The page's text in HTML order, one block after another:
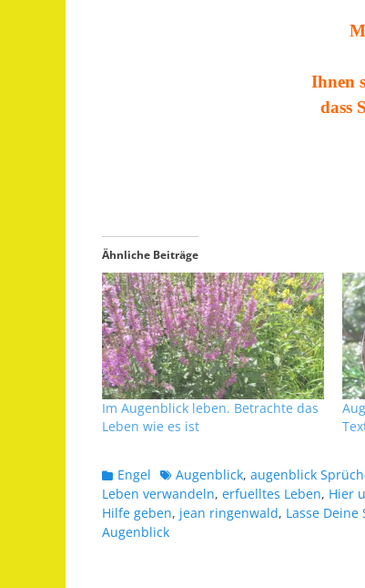
Ihnen
dass
Ähnliche Beiträge
Im Augenblick leben. Betrachte das
Leben wie es ist
Kategorien
Engel Schlagworte
Augenblick, augenblick
Leben verwandeln, erfuelltes Leben, Hier
Hilfe geben, jean ringenwald, Lasse Deine
Augenblick